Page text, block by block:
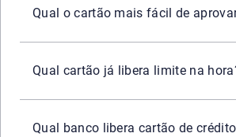
Qual o cartão mais fácil de
Qual cartão já libera limite na
Qual banco libera cartão de